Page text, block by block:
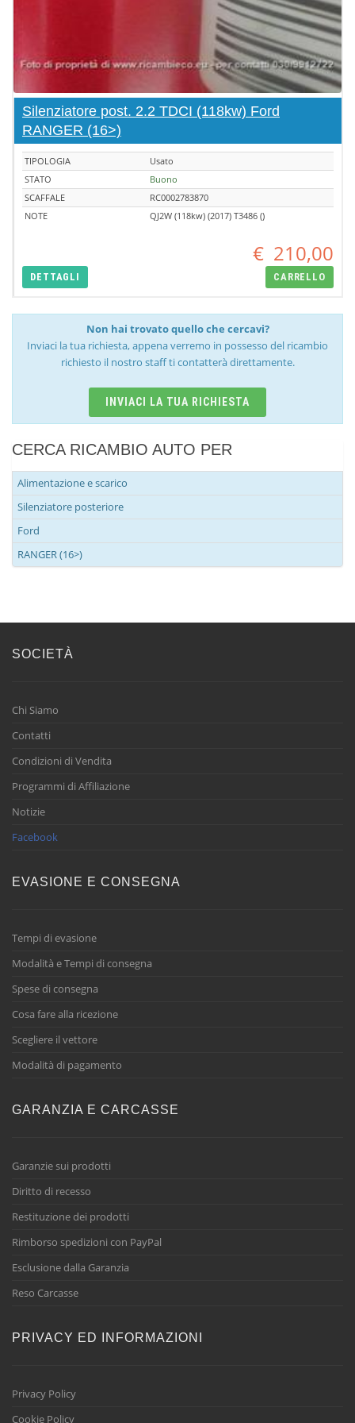
Silenziatore post. 2.2 TDCI (118kw) Ford
RANGER (16>)
TIPOLOGIA
Usato
STATO
Buono
SCAFFALE
RC0002783870
NOTE
QJ2W (118kw) (2017) T3486 ()
€ 210,00
DETTAGLI CARRELLO
Non hai trovato quello che cercavi?
Inviaci la tua richiesta, appena verremo in possesso del ricambio
richiesto il nostro staff ti contatterà direttamente.
INVIACI LA TUA RICHIESTA
CERCA RICAMBIO AUTO PER
Alimentazione e scarico
Silenziatore posteriore
Ford
RANGER (16>)
SOCIETÀ
Chi Siamo
Contatti
Condizioni di Vendita
Programmi di Affiliazione
Notizie
Facebook
EVASIONE E CONSEGNA
Tempi di evasione
Modalità e Tempi di consegna
Spese di consegna
Cosa fare alla ricezione
Scegliere il vettore
Modalità di pagamento
GARANZIA E CARCASSE
Garanzie sui prodotti
Diritto di recesso
Restituzione dei prodotti
Rimborso spedizioni con PayPal
Esclusione dalla Garanzia
Reso Carcasse
PRIVACY ED INFORMAZIONI
Privacy Policy
Cookie Policy